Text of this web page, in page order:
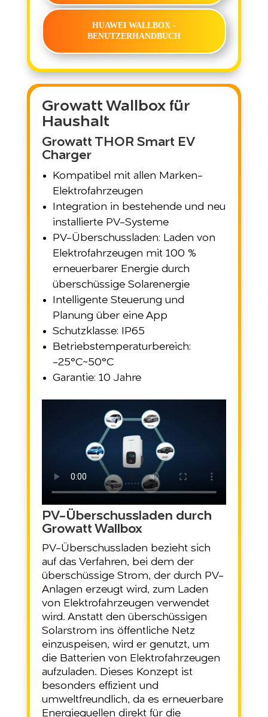
HUAWEI WALLBOX -
BENUTZERHANDBUCH
Growatt Wallbox für
Haushalt
Growatt THOR Smart EV
Charger
Kompatibel mit allen Marken-
Elektrofahrzeugen
Integration in bestehende und neu
installierte PV-Systeme
PV-Überschussladen: Laden von
Elektrofahrzeugen mit 100 %
erneuerbarer Energie durch
überschüssige Solarenergie
Intelligente Steuerung und
Planung über eine App
Schutzklasse: IP65
Betriebstemperaturbereich:
-25°C~50°C
Garantie: 10 Jahre
PV-Überschussladen durch
Growatt Wallbox
PV-Überschussladen bezieht sich
auf das Verfahren, bei dem der
überschüssige Strom, der durch PV-
Anlagen erzeugt wird, zum Laden
von Elektrofahrzeugen verwendet
wird. Anstatt den überschüssigen
Solarstrom ins öffentliche Netz
einzuspeisen, wird er genutzt, um
die Batterien von Elektrofahrzeugen
aufzuladen. Dieses Konzept ist
besonders effizient und
umweltfreundlich, da es erneuerbare
Energiequellen direkt für die